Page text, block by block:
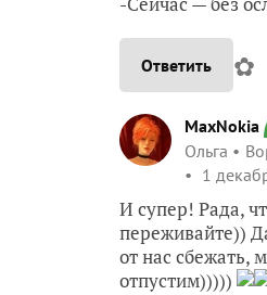
Ответить ✿
MaxNokia
Ольга
1
И супер! Рада,
переживайте))
от нас сбежать,
отпустим)))))